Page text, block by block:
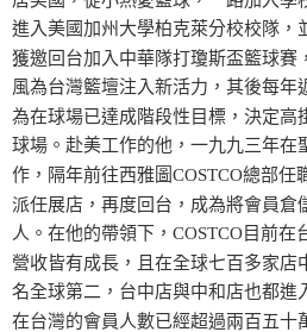
進入美國加州大學柏克萊分校校隊，
獲邀回台加入中華隊打瓊斯盃籃球賽
風為台灣籃壇注入新活力，其後每年
為在球場已達成階段性目標，決定高
球場。赴美工作的他，一九九三年在
作，隔年前往西雅圖COSTCO總部任
派任展店，再度回台，成為將會員倉
人。在他的帶領下，COSTCO目前
營收皆有成長，且在全球七百多家店
名全球第二，台中店與中和店也都進
在台灣的會員人數已經超過兩百五十